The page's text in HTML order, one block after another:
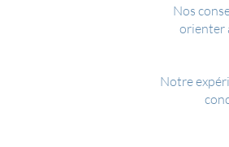
Nos
orienter
Notre